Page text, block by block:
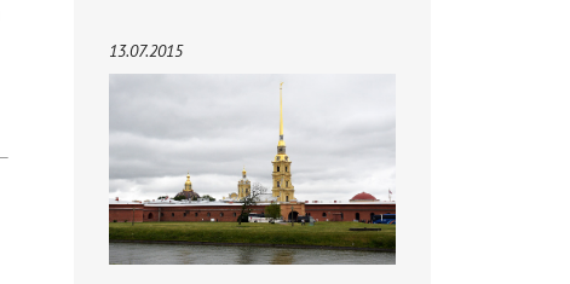
13.07.2015